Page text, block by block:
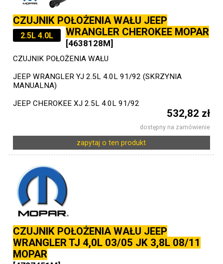
CZUJNIK POŁOŻENIA WAŁU JEEP
WRANGLER CHEROKEE MOPAR
2.5L 4.0L
[4638128M]
CZUJNIK POŁOŻENIA WAŁU
JEEP WRANGLER YJ 2.5L 4.0L 91/92 (SKRZYNIA
MANUALNA)
JEEP CHEROKEE XJ 2.5L 4.0L 91/92
532,82 zł
dostępny na zamówienie
zapytaj o ten produkt
CZUJNIK POŁOŻENIA WAŁU JEEP
WRANGLER TJ 4,0L 03/05 JK 3,8L 08/11
MOPAR